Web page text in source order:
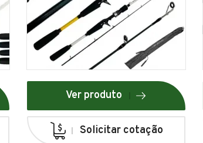
Ver produto
Solicitar cotação